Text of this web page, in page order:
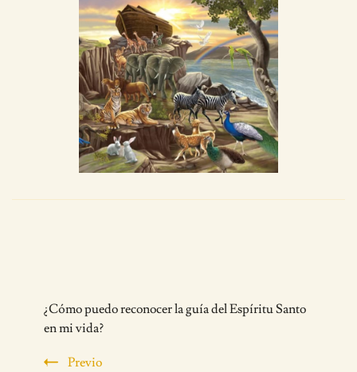
Navigation
¿Cómo puedo reconocer la guía del Espíritu Santo
en mi vida?
Previo